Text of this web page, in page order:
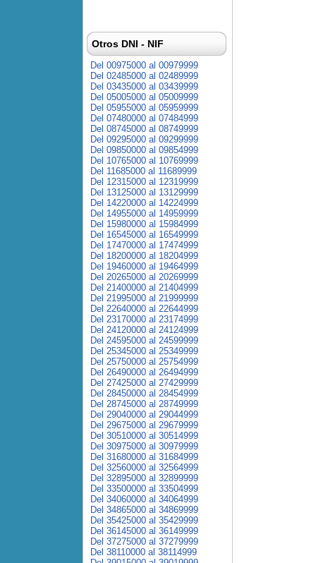
Otros DNI - NIF
Del 00975000 al 00979999
Del 02485000 al 02489999
Del 03435000 al 03439999
Del 05005000 al 05009999
Del 05955000 al 05959999
Del 07480000 al 07484999
Del 08745000 al 08749999
Del 09295000 al 09299999
Del 09850000 al 09854999
Del 10765000 al 10769999
Del 11685000 al 11689999
Del 12315000 al 12319999
Del 13125000 al 13129999
Del 14220000 al 14224999
Del 14955000 al 14959999
Del 15980000 al 15984999
Del 16545000 al 16549999
Del 17470000 al 17474999
Del 18200000 al 18204999
Del 19460000 al 19464999
Del 20265000 al 20269999
Del 21400000 al 21404999
Del 21995000 al 21999999
Del 22640000 al 22644999
Del 23170000 al 23174999
Del 24120000 al 24124999
Del 24595000 al 24599999
Del 25345000 al 25349999
Del 25750000 al 25754999
Del 26490000 al 26494999
Del 27425000 al 27429999
Del 28450000 al 28454999
Del 28745000 al 28749999
Del 29040000 al 29044999
Del 29675000 al 29679999
Del 30510000 al 30514999
Del 30975000 al 30979999
Del 31680000 al 31684999
Del 32560000 al 32564999
Del 32895000 al 32899999
Del 33500000 al 33504999
Del 34060000 al 34064999
Del 34865000 al 34869999
Del 35425000 al 35429999
Del 36145000 al 36149999
Del 37275000 al 37279999
Del 38110000 al 38114999